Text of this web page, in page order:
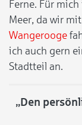
Ferne. Für
Meer, da wir
Wangerooge
ich auch gern
Stadtteil an.
„Den